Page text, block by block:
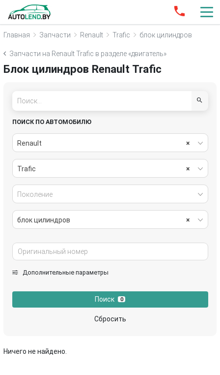
Главная Запчасти Renault Trafic блок цилиндров
Запчасти на Renault Trafic в разделе «двигатель»
Блок цилиндров Renault Trafic
ПОИСК ПО АВТОМОБИЛЮ
×
Renault
×
Trafic
Поколение
×
блок цилиндров
Дополнительные параметры
Поиск 0
Сбросить
Ничего не найдено.